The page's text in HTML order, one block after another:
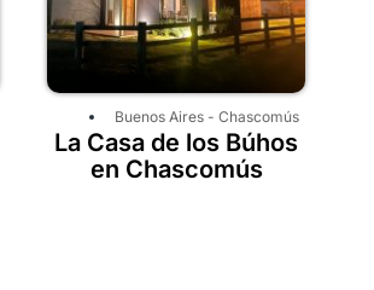
Buenos Aires- Chascomús
La Casa de los Búhos
en Chascomús